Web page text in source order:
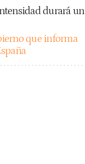
durará un
que informa